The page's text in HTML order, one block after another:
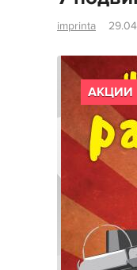
imprinta
АКЦИИ